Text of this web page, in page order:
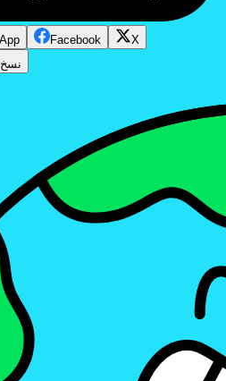
Facebook
X
نسخ